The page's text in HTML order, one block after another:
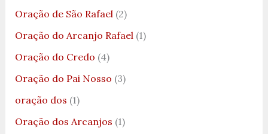
Oração de São Rafael (2)
Oração do Arcanjo Rafael (1)
Oração do Credo (4)
Oração do Pai Nosso (3)
oração dos (1)
Oração dos Arcanjos (1)